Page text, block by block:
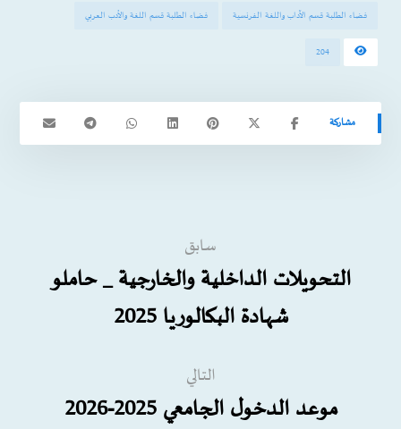
فضاء الطلبة قسم الآداب واللغة الفرنسية فضاء الطلبة قسم اللغة والأدب العربي
204
سابق
التحويلات الداخلية والخارجية _ حاملو
شهادة البكالوريا 2025
التالي
موعد الدخول الجامعي 2025-2026